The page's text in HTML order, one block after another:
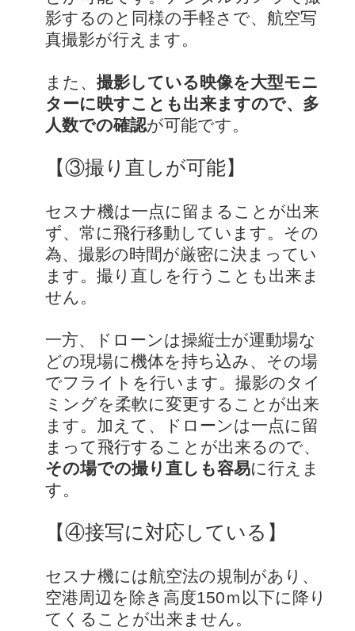
影するのと同様の手軽さで、航空写
真撮影が行えます。
また、 撮影している映像を大型モニ
ターに映すことも出来ますので、多
人数での確認が可能です。
【③撮り直しが可能】
セスナ機は一点に留まることが出来
ず、常に飛行移動しています。その
為、撮影の時間が厳密に決まってい
ます。撮り直しを行うことも出来ま
せん。
一方、ドローンは操縦士が運動場な
どの現場に機体を持ち込み、その場
でフライトを行います。撮影のタイ
ミングを柔軟に変更することが出来
ます。加えて、ドローンは一点に留
まって飛行することが出来るので、
その場での撮り直しも容易に行えま
す。
【④接写に対応している】
セスナ機には航空法の規制があり、
空港周辺を除き高度150ｍ以下に降り
てくることが出来ません。